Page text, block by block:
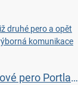
je 5 z 5 hvězdiček.
druhé pero a opět
komunikace
Dřevěné kuličkové pero Portland L - Bahenní dub starý 6450 let